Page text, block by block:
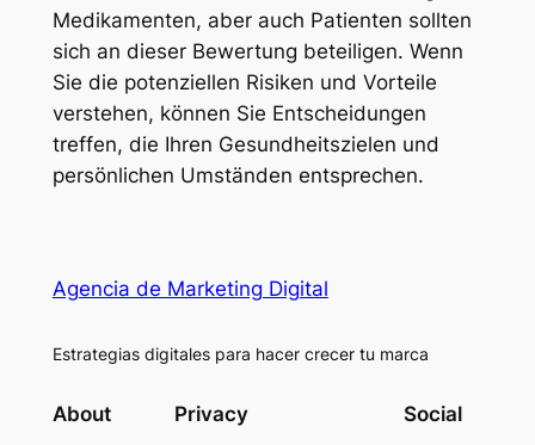
Medikamenten, aber auch Patienten sollten
sich an dieser Bewertung beteiligen. Wenn
Sie die potenziellen Risiken und Vorteile
verstehen, können Sie Entscheidungen
treffen, die Ihren Gesundheitszielen und
persönlichen Umständen entsprechen.
Agencia de Marketing Digital
Estrategias digitales para hacer crecer tu marca
About Privacy Social